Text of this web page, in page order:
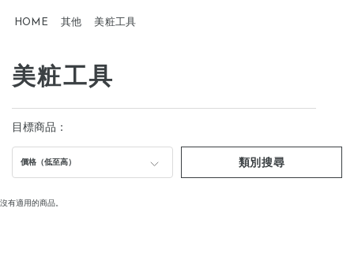
HOME 其他 美粧工具
美粧工具
目標商品：
價格（低至高） 類別搜尋
沒有適用的商品。